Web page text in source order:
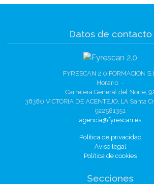
Datos de contacto
FYRESCAN 2.0 FORMACION S.L.
Horario: -
Carretera General del Norte,
38380 VICTORIA DE ACENTEJO, LA Santa
922581351
agencia@fyrescan.es
Política de privacidad
Aviso legal
Política de cookies
Secciones